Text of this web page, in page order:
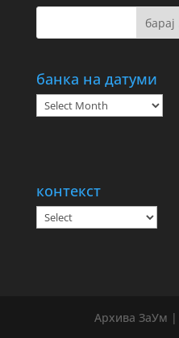
банка на датуми
банка
на
контекст
Архива ЗаУм